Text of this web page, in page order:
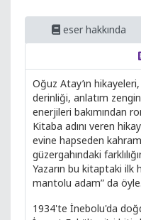
eser hakkında
Oğuz Atay’ın
derinliği, anlatım
enerjileri bakımından
Kitaba adını veren
evine hapseden
güzergahındaki
Yazarın bu kitaptaki ilk
mantolu adam” da öyle.
1934'te İnebolu'da